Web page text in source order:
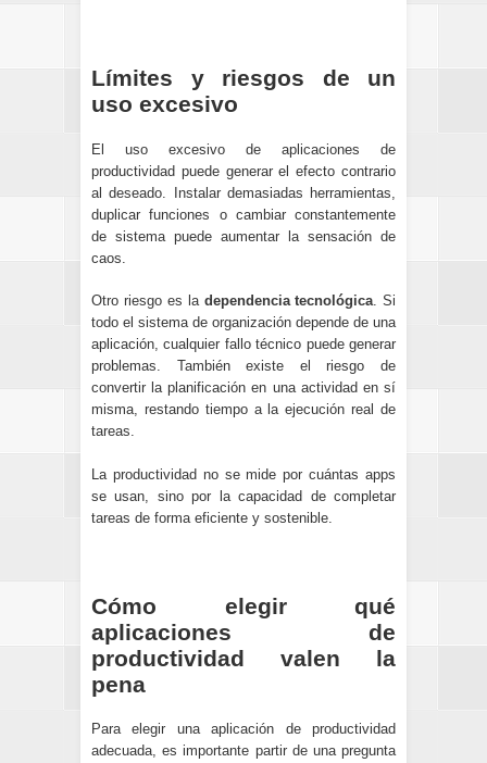
Límites y riesgos de un
uso excesivo
El uso excesivo de aplicaciones de
productividad puede generar el efecto contrario
al deseado. Instalar demasiadas herramientas,
duplicar funciones o cambiar constantemente
de sistema puede aumentar la sensación de
caos.
Otro riesgo es la dependencia tecnológica. Si
todo el sistema de organización depende de una
aplicación, cualquier fallo técnico puede generar
problemas. También existe el riesgo de
convertir la planificación en una actividad en sí
misma, restando tiempo a la ejecución real de
tareas.
La productividad no se mide por cuántas apps
se usan, sino por la capacidad de completar
tareas de forma eficiente y sostenible.
Cómo elegir qué
aplicaciones de
productividad valen la
pena
Para elegir una aplicación de productividad
adecuada, es importante partir de una pregunta